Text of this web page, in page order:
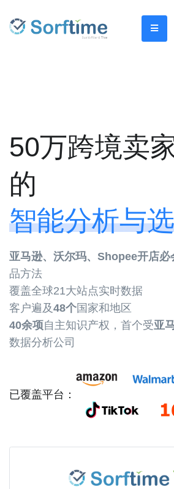
50万跨境卖
的
智能分析与
亚马逊、沃尔玛、Shopee开店必
品方法
覆盖全球21大站点实时数据
客户遍及48个国家和地区
40余项自主知识产权，首个受亚
数据分析公司
已覆盖平台：